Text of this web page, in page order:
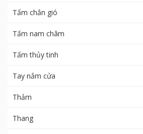
Tấm chắn gió
Tấm nam châm
Tấm thủy tinh
Tay nắm cửa
Thảm
Thang